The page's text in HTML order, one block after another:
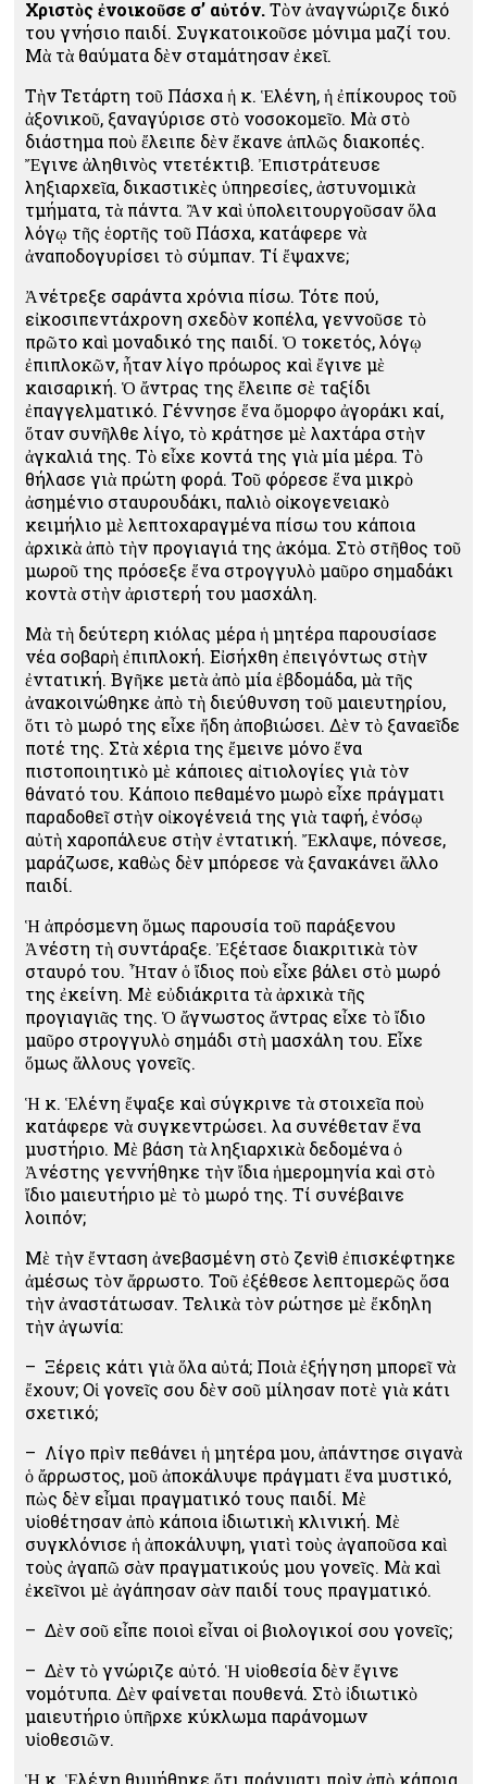
Χριστὸς ἐνοικοῦσε σ’ αὐτόν.Τὸν ἀναγνώριζε δικό
του γνήσιο παιδί. Συγκατοικοῦσε μόνιμα μαζί του.
Μὰ τὰ θαύματα δὲν σταμάτησαν ἐκεῖ.
Τὴν Τετάρτη τοῦ Πάσχα ἡ κ. Ἑλένη, ἡ ἐπίκουρος τοῦ
ἀξονικοῦ, ξαναγύρισε στὸ νοσοκομεῖο. Μὰ στὸ
διάστημα ποὺ ἔλειπε δὲν ἔκανε ἁπλῶς διακοπές.
Ἔγινε ἀληθινὸς ντετέκτιβ. Ἐπιστράτευσε
ληξιαρχεῖα, δικαστικὲς ὑπηρεσίες, ἀστυνομικὰ
τμήματα, τὰ πάντα. Ἂν καὶ ὑπολειτουργοῦσαν ὅλα
λόγῳ τῆς ἑορτῆς τοῦ Πάσχα, κατάφερε νὰ
ἀναποδογυρίσει τὸ σύμπαν. Τί ἔψαχνε;
Ἀνέτρεξε σαράντα χρόνια πίσω. Τότε πού,
εἰκοσιπεντάχρονη σχεδὸν κοπέλα, γεννοῦσε τὸ
πρῶτο καὶ μοναδικό της παιδί. Ὁ τοκετός, λόγῳ
ἐπιπλοκῶν, ἦταν λίγο πρόωρος καὶ ἔγινε μὲ
καισαρική. Ὁ ἄντρας της ἔλειπε σὲ ταξίδι
ἐπαγγελματικό. Γέννησε ἕνα ὄμορφο ἀγοράκι καί,
ὅταν συνῆλθε λίγο, τὸ κράτησε μὲ λαχτάρα στὴν
ἀγκαλιά της. Τὸ εἶχε κοντά της γιὰ μία μέρα. Τὸ
θήλασε γιὰ πρώτη φορά. Τοῦ φόρεσε ἕνα μικρὸ
ἀσημένιο σταυρουδάκι, παλιὸ οἰκογενειακὸ
κειμήλιο μὲ λεπτοχαραγμένα πίσω του κάποια
ἀρχικὰ ἀπὸ τὴν προγιαγιά της ἀκόμα. Στὸ στῆθος τοῦ
μωροῦ της πρόσεξε ἕνα στρογγυλὸ μαῦρο σημαδάκι
κοντὰ στὴν ἀριστερή του μασχάλη.
Μὰ τὴ δεύτερη κιόλας μέρα ἡ μητέρα παρουσίασε
νέα σοβαρὴ ἐπιπλοκή. Εἰσήχθη ἐπειγόντως στὴν
ἐντατική. Βγῆκε μετὰ ἀπὸ μία ἑβδομάδα, μὰ τῆς
ἀνακοινώθηκε ἀπὸ τὴ διεύθυνση τοῦ μαιευτηρίου,
ὅτι τὸ μωρό της εἶχε ἤδη ἀποβιώσει. Δὲν τὸ ξαναεῖδε
ποτέ της. Στὰ χέρια της ἔμεινε μόνο ἕνα
πιστοποιητικὸ μὲ κάποιες αἰτιολογίες γιὰ τὸν
θάνατό του. Κάποιο πεθαμένο μωρὸ εἶχε πράγματι
παραδοθεῖ στὴν οἰκογένειά της γιὰ ταφή, ἐνόσῳ
αὐτὴ χαροπάλευε στὴν ἐντατική. Ἔκλαψε, πόνεσε,
μαράζωσε, καθὼς δὲν μπόρεσε νὰ ξανακάνει ἄλλο
παιδί.
Ἡ ἀπρόσμενη ὅμως παρουσία τοῦ παράξενου
Ἀνέστη τὴ συντάραξε. Ἐξέτασε διακριτικὰ τὸν
σταυρό του. Ἦταν ὁ ἴδιος ποὺ εἶχε βάλει στὸ μωρό
της ἐκείνη. Μὲ εὐδιάκριτα τὰ ἀρχικὰ τῆς
προγιαγιᾶς της. Ὁ ἄγνωστος ἄντρας εἶχε τὸ ἴδιο
μαῦρο στρογγυλὸ σημάδι στὴ μασχάλη του. Εἶχε
ὅμως ἄλλους γονεῖς.
Ἡ κ. Ἑλένη ἔψαξε καὶ σύγκρινε τὰ στοιχεῖα ποὺ
κατάφερε νὰ συγκεντρώσει. Ὅλα συνέθεταν ἕνα
μυστήριο. Μὲ βάση τὰ ληξιαρχικὰ δεδομένα ὁ
Ἀνέστης γεννήθηκε τὴν ἴδια ἡμερομηνία καὶ στὸ
ἴδιο μαιευτήριο μὲ τὸ μωρό της. Τί συνέβαινε
λοιπόν;
Μὲ τὴν ἔνταση ἀνεβασμένη στὸ ζενὶθ ἐπισκέφτηκε
ἀμέσως τὸν ἄρρωστο. Τοῦ ἐξέθεσε λεπτομερῶς ὅσα
τὴν ἀναστάτωσαν. Τελικὰ τὸν ρώτησε μὲ ἔκδηλη
τὴν ἀγωνία:
– Ξέρεις κάτι γιὰ ὅλα αὐτά; Ποιὰ ἐξήγηση μπορεῖ νὰ
ἔχουν; Οἱ γονεῖς σου δὲν σοῦ μίλησαν ποτὲ γιὰ κάτι
σχετικό;
– Λίγο πρὶν πεθάνει ἡ μητέρα μου, ἀπάντησε σιγανὰ
ὁ ἄρρωστος, μοῦ ἀποκάλυψε πράγματι ἕνα μυστικό,
πὼς δὲν εἶμαι πραγματικό τους παιδί. Μὲ
υἱοθέτησαν ἀπὸ κάποια ἰδιωτικὴ κλινική. Μὲ
συγκλόνισε ἡ ἀποκάλυψη, γιατὶ τοὺς ἀγαποῦσα καὶ
τοὺς ἀγαπῶ σὰν πραγματικούς μου γονεῖς. Μὰ καὶ
ἐκεῖνοι μὲ ἀγάπησαν σὰν παιδί τους πραγματικό.
– Δὲν σοῦ εἶπε ποιοὶ εἶναι οἱ βιολογικοί σου γονεῖς;
– Δὲν τὸ γνώριζε αὐτό. Ἡ υἱοθεσία δὲν ἔγινε
νομότυπα. Δὲν φαίνεται πουθενά. Στὸ ἰδιωτικὸ
μαιευτήριο ὑπῆρχε κύκλωμα παράνομων
υἱοθεσιῶν.
Ἡ κ. Ἑλένη θυμήθηκε ὅτι πράγματι πρὶν ἀπὸ κάποια